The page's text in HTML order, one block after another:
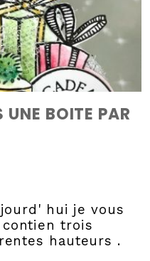
BOITE PAR
hui je vous
trois
hauteurs .